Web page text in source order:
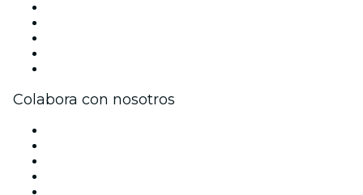
Colabora con nosotros